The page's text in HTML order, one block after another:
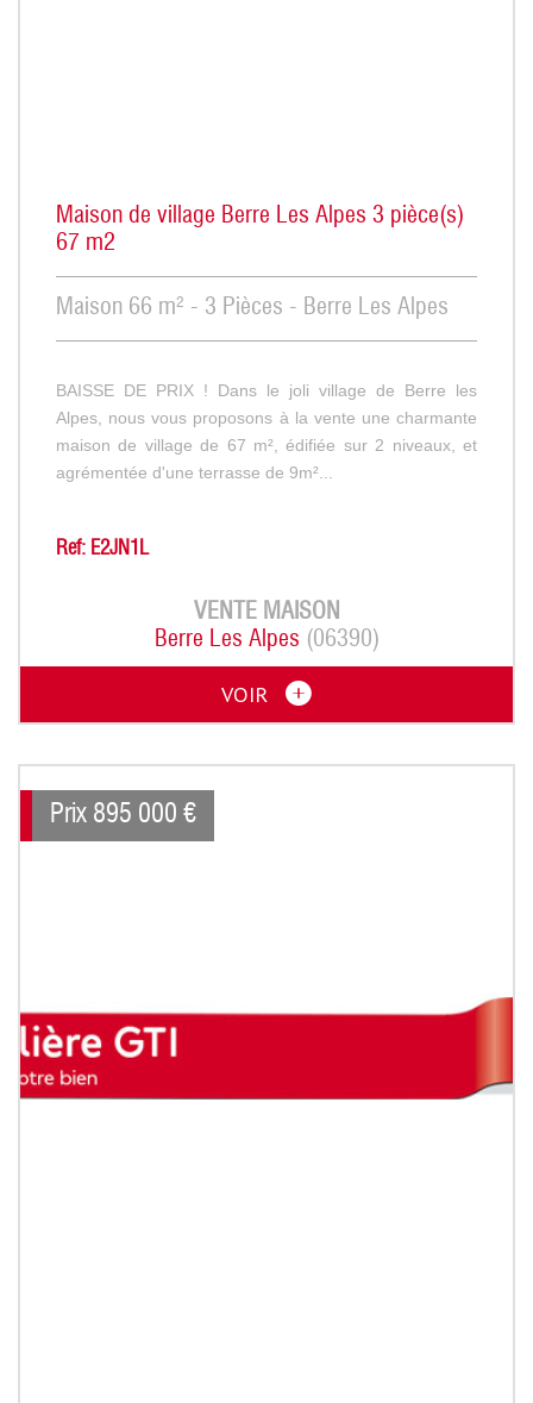
Maison de village Berre Les Alpes 3 pièce(s)
67 m2
Maison 66 m² - 3 Pièces - Berre Les Alpes
BAISSE DE PRIX ! Dans le joli village de Berre les
Alpes, nous vous proposons à la vente une charmante
maison de village de 67 m², édifiée sur 2 niveaux, et
agrémentée d'une terrasse de 9m²...
Ref: E2JN1L
VENTE MAISON
Berre Les Alpes (06390)
VOIR
Prix 895 000 €